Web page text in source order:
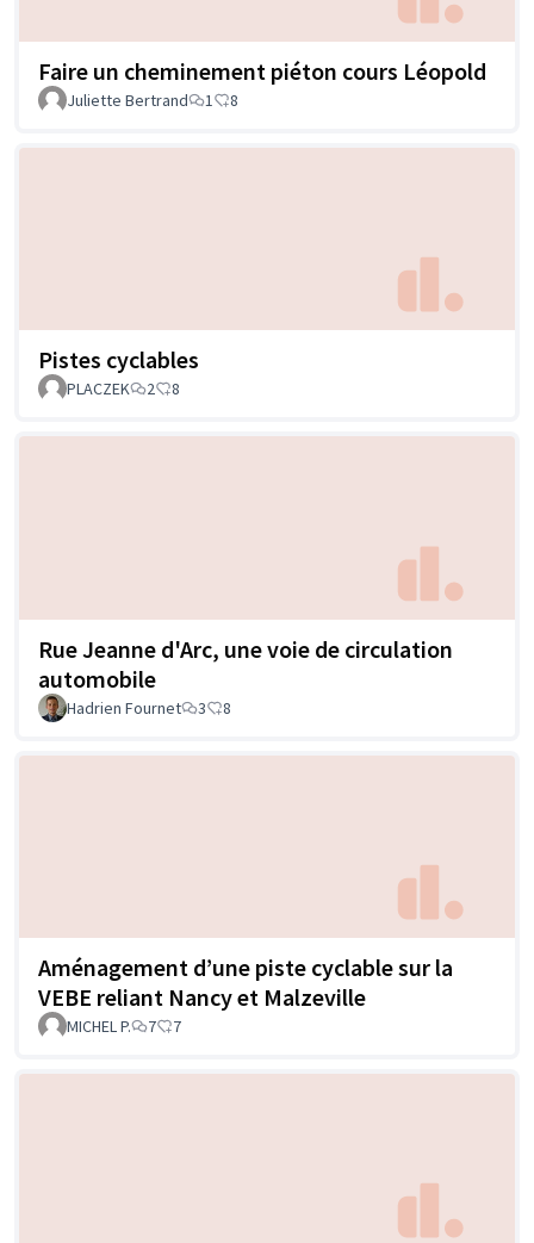
Faire un cheminement piéton cours Léopold
Juliette Bertrand 1 8
Pistes cyclables
PLACZEK 2 8
Rue Jeanne d'Arc, une voie de circulation
automobile
Hadrien Fournet 3 8
Aménagement d’une piste cyclable sur la
VEBE reliant Nancy et Malzeville
MICHEL P. 7 7